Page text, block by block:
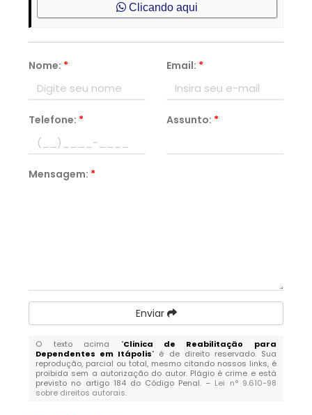
Clicando aqui
Nome: * Email: *
Telefone: * Assunto: *
Mensagem: *
Enviar
O texto acima "Clinica de Reabilitação para
Dependentes em Itápolis" é de direito reservado. Sua
reprodução, parcial ou total, mesmo citando nossos links, é
proibida sem a autorização do autor. Plágio é crime e está
previsto no artigo 184 do Código Penal. – Lei n° 9.610-98
sobre direitos autorais.